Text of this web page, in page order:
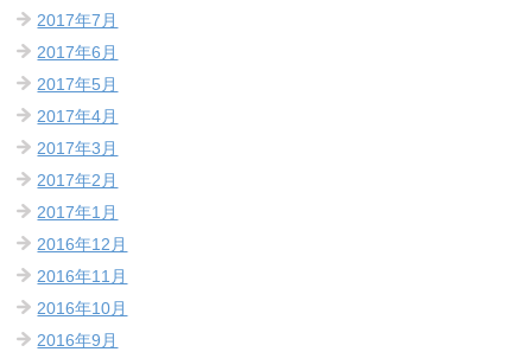
2017年7月
2017年6月
2017年5月
2017年4月
2017年3月
2017年2月
2017年1月
2016年12月
2016年11月
2016年10月
2016年9月